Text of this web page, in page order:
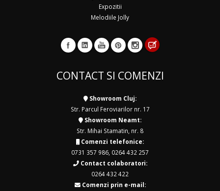
Expozitii
Melodiile Jolly
CONTACT SI COMENZI
Showroom Cluj:
Str. Parcul Feroviarilor nr. 17
Showroom Neamt:
Str. Mihai Stamatin, nr. 8
Comenzi telefonice:
0731 357 986 0264 432 257
Contact colaboratori:
0264 432 422
Comenzi prin e-mail: